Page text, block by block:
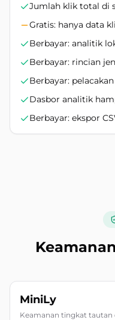
Jumlah klik total di
Gratis: hanya data
Berbayar: analitik
Berbayar: rincian
Berbayar:
Dasbor analitik
Berbayar: ekspor
MiniLy
Keamanan tingkat tautan